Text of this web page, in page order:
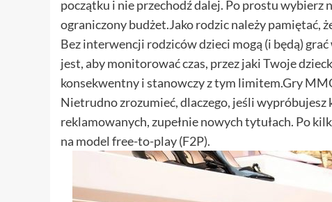
początku i nie przechodź dalej. Po prostu wybierz
ograniczony budżet.Jako rodzic należy pamiętać,
Bez interwencji rodziców dzieci mogą (i będą)
jest, aby monitorować czas, przez jaki Twoje
konsekwentny i stanowczy z tym limitem.Gry
Nietrudno zrozumieć, dlaczego, jeśli
reklamowanych, zupełnie nowych tytułach. Po
na model free-to-play (F2P).